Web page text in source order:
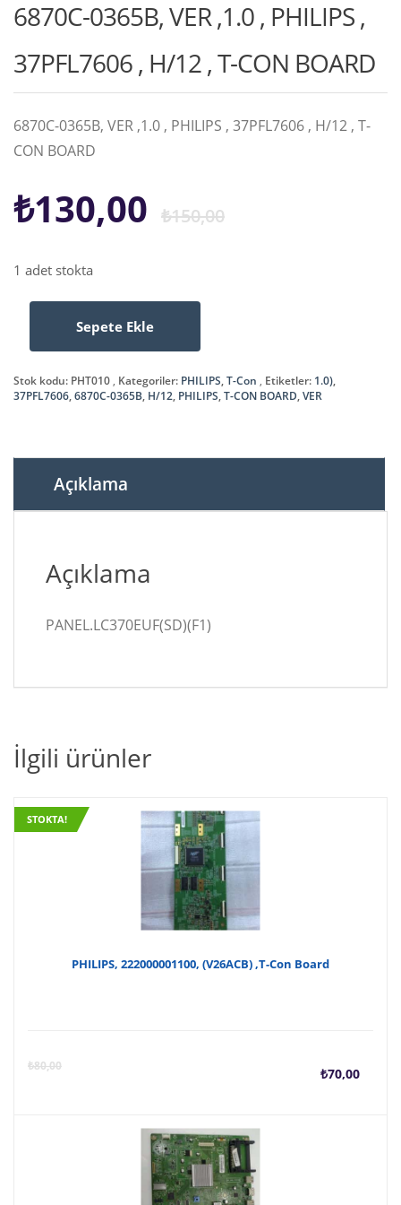
6870C-0365B, VER ,1.0 , PHILIPS ,
37PFL7606 , H/12 , T-CON BOARD
6870C-0365B, VER ,1.0 , PHILIPS , 37PFL7606 , H/12 , T-
CON BOARD
₺150,00Orijinal
₺130,00
Şu
1 adet stokta
VER
,1.0
H/12
BOARD
Sepete Ekle
Stok kodu: PHT010 Kategoriler: PHILIPS,T-Con Etiketler: 1.0),
37PFL7606,6870C-0365B, H/12, PHILIPS,T-CON BOARD,VER
Açıklama
Açıklama
PANEL.LC370EUF(SD)(F1)
İlgili ürünler
STOKTA!
PHILIPS, 222000001100, (V26ACB) ,T-Con Board
₺80,00 ₺70,00
Şu